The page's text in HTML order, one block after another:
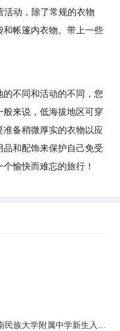
动，除了常规的衣物
帐篷内衣物。带上一些
不同和活动的不同，您
来说，低海拔地区可穿
备稍微厚实的衣物以应
和配饰来保护自己免受
愉快而难忘的旅行！